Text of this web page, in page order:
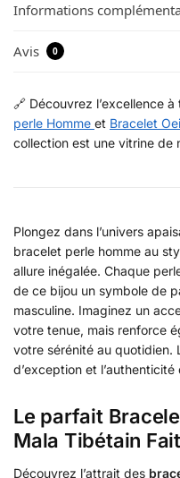
Informations
Avis 0
🔗 Découvrez l’excellence
perle Homme et Bracelet
collection est une vitrine de
Plongez dans l’univers
bracelet perle homme au
allure inégalée. Chaque
de ce bijou un symbole de
masculine. Imaginez un
votre tenue, mais renforce
votre sérénité au quotidien.
d’exception et
Le parfait
Mala Tibétain
Découvrez l’attrait des